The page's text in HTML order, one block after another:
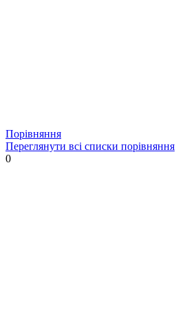
Порівняння
Переглянути всі списки порівняння
0